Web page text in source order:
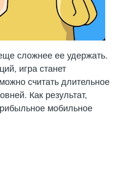
сложнее ее удержать.
игра станет
считать длительное
Как результат,
мобильное